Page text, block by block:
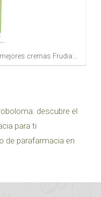
cremas Frudia:…
descubre el
para ti
de parafarmacia en